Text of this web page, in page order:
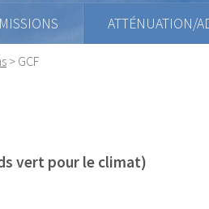
ATTÉNUATION/
> GCF
vert pour le climat)